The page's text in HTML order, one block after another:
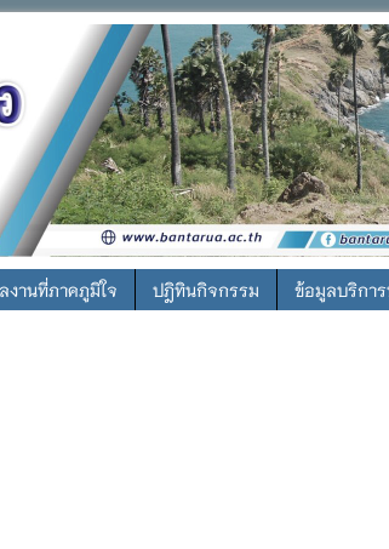
งานที่ภาคภูมิใจ ปฎิทินกิจกรรม ข้อมูลบริกา